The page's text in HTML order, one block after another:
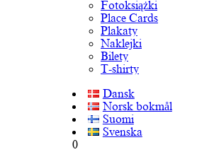
Fotoksiążki
Place Cards
Plakaty
Naklejki
Bilety
T-shirty
Dansk
Norsk bokmål
Suomi
Svenska
0